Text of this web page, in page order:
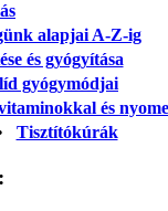
alapjai A-Z-ig
és gyógyítása
gyógymódjai
és
Tisztítókúrák